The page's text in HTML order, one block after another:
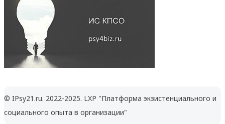
© IPsy21.ru. 2022-2025. LXP "Платформа экзистенциального и
социального опыта в организации"